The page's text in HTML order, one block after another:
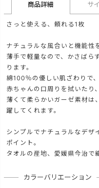
商品詳細 サ
さっと使える、頼れる1枚
ナチュラルな風合いと機能性
薄手で軽量なので、かさばら
ります。
綿100％の優しい肌ざわりで
赤ちゃんの口周りを拭いたり
薄くて柔らかいガーゼ素材は
躍してくれます。
シンプルでナチュラルなデザ
ポイント。
タオルの産地、愛媛県今治で
カラーバリエーション